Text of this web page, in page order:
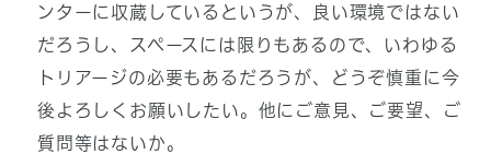
ンターに収蔵しているというが、良い環境ではない
だろうし、スペースには限りもあるので、いわゆる
トリアージの必要もあるだろうが、どうぞ慎重に今
後よろしくお願いしたい。他にご意見、ご要望、ご
質問等はないか。